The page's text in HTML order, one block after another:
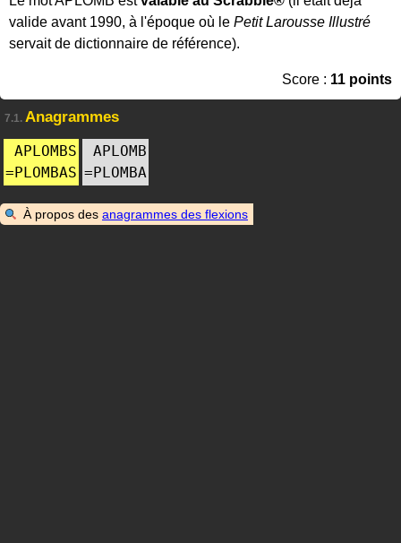
valide avant 1990, à l'époque où le Petit Larousse Illustré
servait de dictionnaire de référence).
Score : 11 points
7.1. Anagrammes
APLOMBS
=PLOMBAS
APLOMB
=PLOMBA
À propos des anagrammes des flexions